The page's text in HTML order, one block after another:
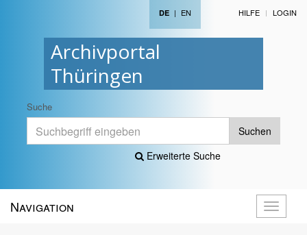
Archivportal
Thüringen
DE | EN HILFE LOGIN
Suche
Suchen
Erweiterte Suche
öffnen
Navigation